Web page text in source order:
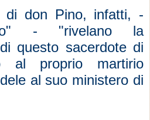
di don Pino, infatti, -
- "rivelano la
questo sacerdote di
al proprio martirio
al suo ministero di